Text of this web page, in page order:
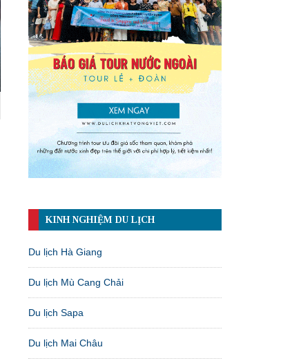
KINH NGHIỆM DU LỊCH
Du lịch Hà Giang
Du lịch Mù Cang Chải
Du lịch Sapa
Du lịch Mai Châu